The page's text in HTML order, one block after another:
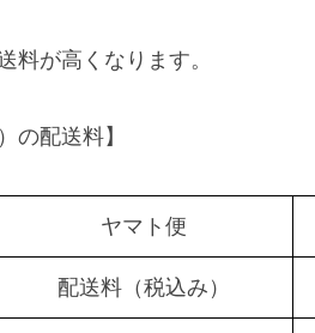
料が高くなります。
の配送料】
ヤマト便
配送料（税込み）